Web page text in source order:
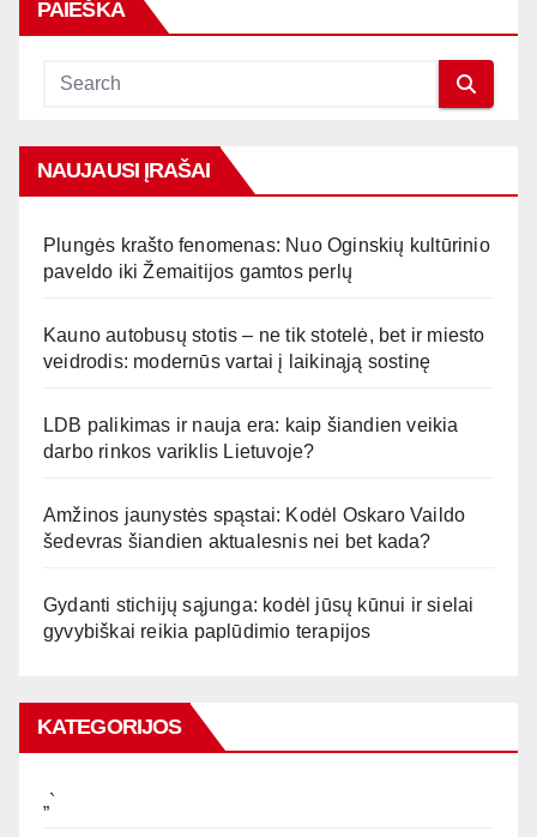
PAIEŠKA
NAUJAUSI ĮRAŠAI
Plungės krašto fenomenas: Nuo Oginskių kultūrinio
paveldo iki Žemaitijos gamtos perlų
Kauno autobusų stotis – ne tik stotelė, bet ir miesto
veidrodis: modernūs vartai į laikinąją sostinę
LDB palikimas ir nauja era: kaip šiandien veikia
darbo rinkos variklis Lietuvoje?
Amžinos jaunystės spąstai: Kodėl Oskaro Vaildo
šedevras šiandien aktualesnis nei bet kada?
Gydanti stichijų sąjunga: kodėl jūsų kūnui ir sielai
gyvybiškai reikia paplūdimio terapijos
KATEGORIJOS
„`